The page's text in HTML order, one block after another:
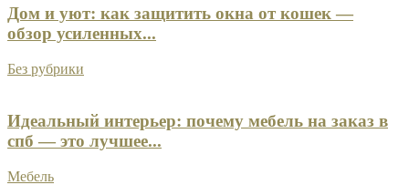
Дом и уют: как защитить окна от кошек —
обзор усиленных...
Без рубрики
Идеальный интерьер: почему мебель на заказ в
спб — это лучшее...
Мебель